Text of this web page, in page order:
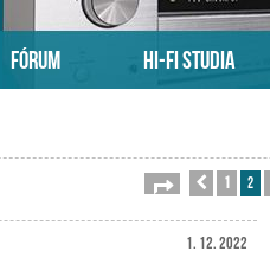
FÓRUM HI-FI STUDIA
Stránka zPředchozí
1 2
1. 12. 2022